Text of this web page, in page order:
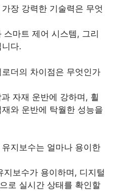
장 강력한 기술력은 무엇
마트 제어 시스템, 그리
다.
더의 차이점은 무엇인가
자재 운반에 강하며, 휠
와 운반에 탁월한 성능을
지보수는 얼마나 용이한
보수가 용이하며, 디지털
로 실시간 상태를 확인할